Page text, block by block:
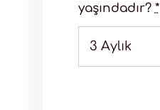
yaşındadır? *